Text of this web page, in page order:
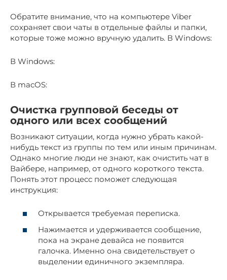
Обратите внимание, что на компьютере Viber
сохраняет свои чаты в отдельные файлы и папки,
которые тоже можно вручную удалить. В Windows:
В Windows:
В macOS:
Очистка групповой беседы от
одного или всех сообщений
Возникают ситуации, когда нужно убрать какой-
нибудь текст из группы по тем или иным причинам.
Однако многие люди не знают, как очистить чат в
Вайбере, например, от одного короткого текста.
Понять этот процесс поможет следующая
инструкция:
Открывается требуемая переписка.
Нажимается и удерживается сообщение,
пока на экране девайса не появится
галочка. Именно она свидетельствует о
выделении единичного экземпляра.